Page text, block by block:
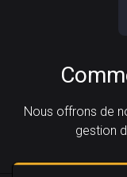
Nous offrons de
gestion